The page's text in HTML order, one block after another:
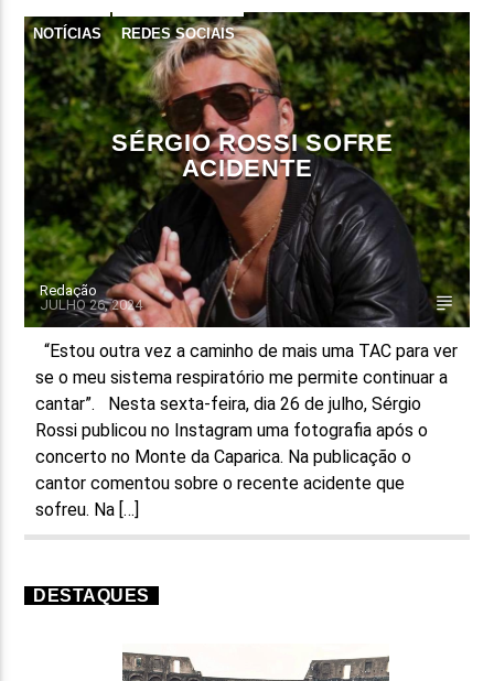
NOTÍCIAS REDES SOCIAIS
SÉRGIO ROSSI SOFRE
ACIDENTE
Redação
JULHO 26, 2024
“Estou outra vez a caminho de mais uma TAC para ver
se o meu sistema respiratório me permite continuar a
cantar”. Nesta sexta-feira, dia 26 de julho, Sérgio
Rossi publicou no Instagram uma fotografia após o
concerto no Monte da Caparica. Na publicação o
cantor comentou sobre o recente acidente que
sofreu. Na […]
DESTAQUES